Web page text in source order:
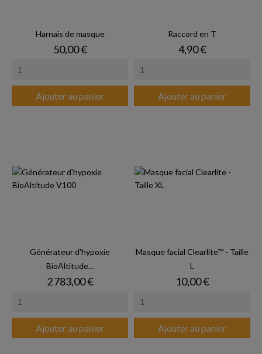
Harnais de masque
Prix
50,00 €
Ajouter au panier
Raccord en T
Prix
4,90 €
Ajouter au panier
Générateur d'hypoxie
BioAltitude...
Prix
2 783,00 €
Ajouter au panier
Masque facial Clearlite™ - Taille
L
Prix
10,00 €
Ajouter au panier